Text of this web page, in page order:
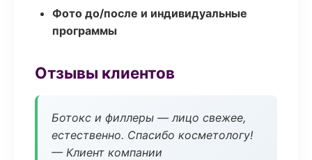
Фото до/после и индивидуальные
программы
Отзывы клиентов
Ботокс и филлеры — лицо свежее,
естественно. Спасибо косметологу!
— Клиент компании